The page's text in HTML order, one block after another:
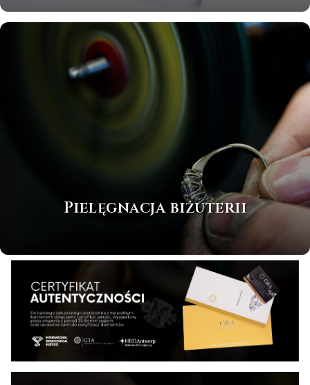
Pielęgnacja biżuterii